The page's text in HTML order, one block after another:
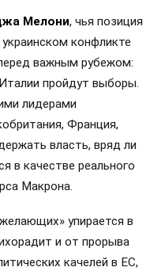
Мелони, чья позиция
конфликте
важным рубежом:
пройдут выборы.
лидерами
Франция,
власть, вряд ли
в качестве реального
Макрона.
упирается в
и от прорыва
качелей в ЕС,